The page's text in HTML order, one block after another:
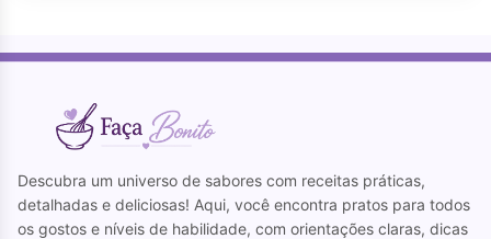
Descubra um universo de sabores com receitas práticas,
detalhadas e deliciosas! Aqui, você encontra pratos para todos
os gostos e níveis de habilidade, com orientações claras, dicas